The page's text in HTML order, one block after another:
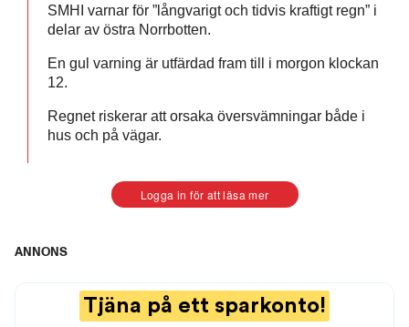
SMHI varnar för ”långvarigt och tidvis kraftigt regn” i
delar av östra Norrbotten.
En gul varning är utfärdad fram till i morgon klockan
12.
Regnet riskerar att orsaka översvämningar både i
hus och på vägar.
Logga in för att läsa mer
ANNONS